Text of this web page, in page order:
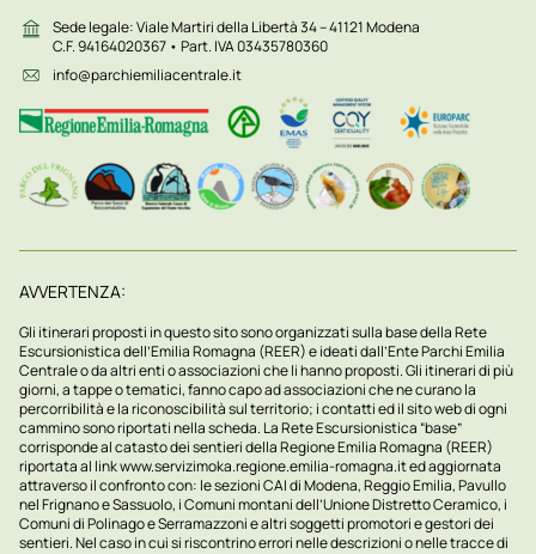
Sede legale: Viale Martiri della Libertà 34 – 41121 Modena
C.F. 94164020367 • Part. IVA 03435780360
info@parchiemiliacentrale.it
AVVERTENZA:
Gli itinerari proposti in questo sito sono organizzati sulla base della Rete
Escursionistica dell’Emilia Romagna (REER) e ideati dall’Ente Parchi Emilia
Centrale o da altri enti o associazioni che li hanno proposti. Gli itinerari di più
giorni, a tappe o tematici, fanno capo ad associazioni che ne curano la
percorribilità e la riconoscibilità sul territorio; i contatti ed il sito web di ogni
cammino sono riportati nella scheda. La Rete Escursionistica “base”
corrisponde al catasto dei sentieri della Regione Emilia Romagna (REER)
riportata al linkwww.servizimoka.regione.emilia-romagna.ited aggiornata
attraverso il confronto con: le sezioni CAI di Modena, Reggio Emilia, Pavullo
nel Frignano e Sassuolo, i Comuni montani dell’Unione Distretto Ceramico, i
Comuni di Polinago e Serramazzoni e altri soggetti promotori e gestori dei
sentieri. Nel caso in cui si riscontrino errori nelle descrizioni o nelle tracce di